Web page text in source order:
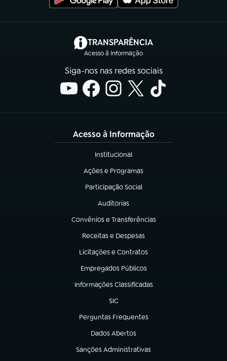
TRANSPARÊNCIA
Acesso à Informação
(abre em nova aba)
Siga-nos nas redes sociais
Acesso à Informação
Institucional
(abre em nova aba)
Ações e Programas
(abre em nova aba)
Participação Social
(abre em nova aba)
Auditorias
(abre em nova aba)
Convênios e Transferências
(abre em nova aba)
Receitas e Despesas
(abre em nova aba)
Licitações e Contratos
(abre em nova aba)
Empregados Públicos
(abre em nova aba)
Informações Classificadas
(abre em nova aba)
SIC
(abre em nova aba)
Perguntas Frequentes
(abre em nova aba)
Dados Abertos
(abre em nova aba)
Sanções Administrativas
(abre em nova aba)